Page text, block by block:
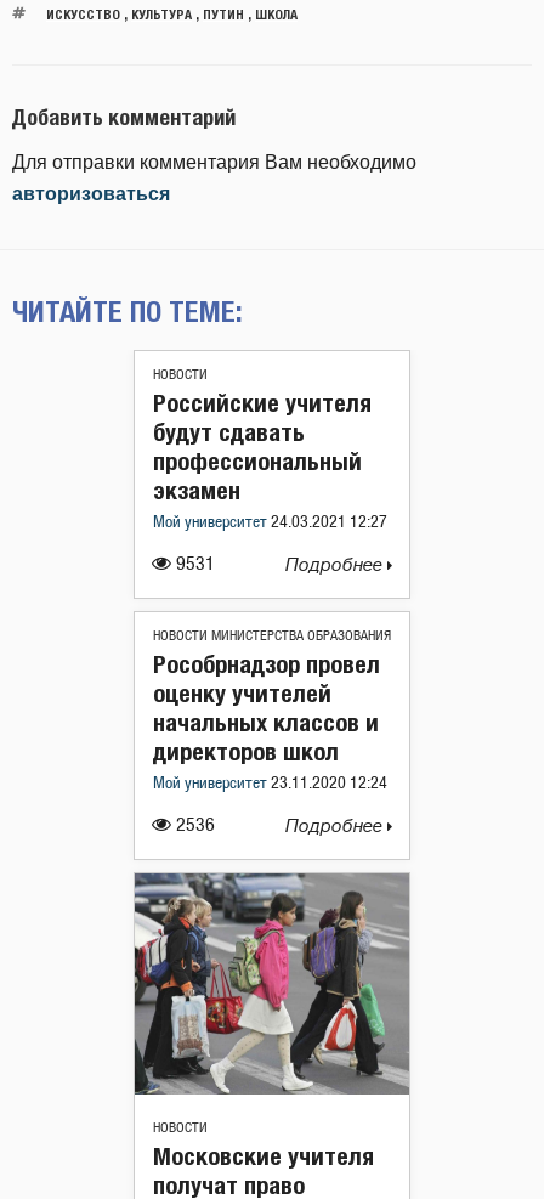
ИСКУССТВО, КУЛЬТУРА, ПУТИН , ШКОЛА
Добавить комментарий
Для отправки комментария Вам необходимо
авторизоваться
ЧИТАЙТЕ ПО ТЕМЕ:
НОВОСТИ
9531
Российские учителя
будут сдавать
профессиональный
экзамен
Мой университет 24.03.2021 12:27
Подробнее
НОВОСТИ МИНИСТЕРСТВА ОБРАЗОВАНИЯ
2536
Рособрнадзор провел
оценку учителей
начальных классов и
директоров школ
Мой университет 23.11.2020 12:24
Подробнее
НОВОСТИ
Московские учителя
получат право